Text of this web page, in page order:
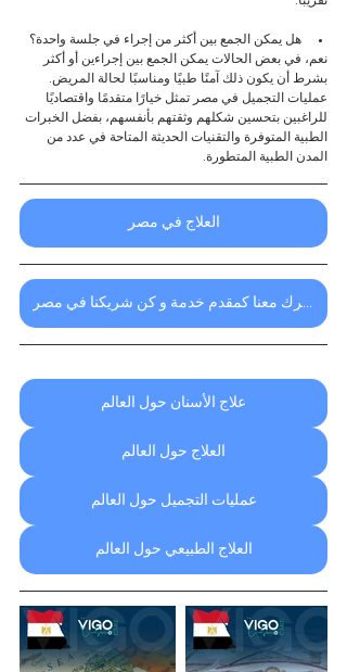
هل يمكن الجمع بين أكثر من إجراء في جلسة واحدة؟
نعم، في بعض الحالات يمكن الجمع بين إجراءين أو أكثر
بشرط أن يكون ذلك آمنًا طبيًا ومناسبًا لحالة المريض.
عمليات التجميل في مصر تمثل خيارًا متقدمًا واقتصاديًا
للراغبين بتحسين شكلهم وثقتهم بأنفسهم، بفضل الخبرات
الطبية المتوفرة والتقنيات الحديثة المتاحة في عدد من
المدن الطبية المتطورة.
العلاج في مصر
اشترك معنا كمقدم خدمة و كن شريكنا في مصر
علاج الأسنان حول العالم
العلاج حول العالم
عمليات التجميل حول العالم
العلاج الطبيعي حول العالم